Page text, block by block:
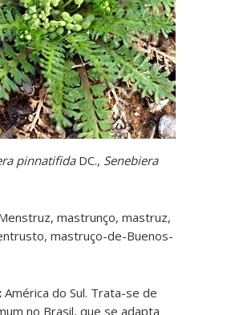
pinnatifidaDC., Senebiera
mastrunço, mastruz,
mastruço-de-Buenos-
América do Sul. Trata-se de
no Brasil, que se adapta